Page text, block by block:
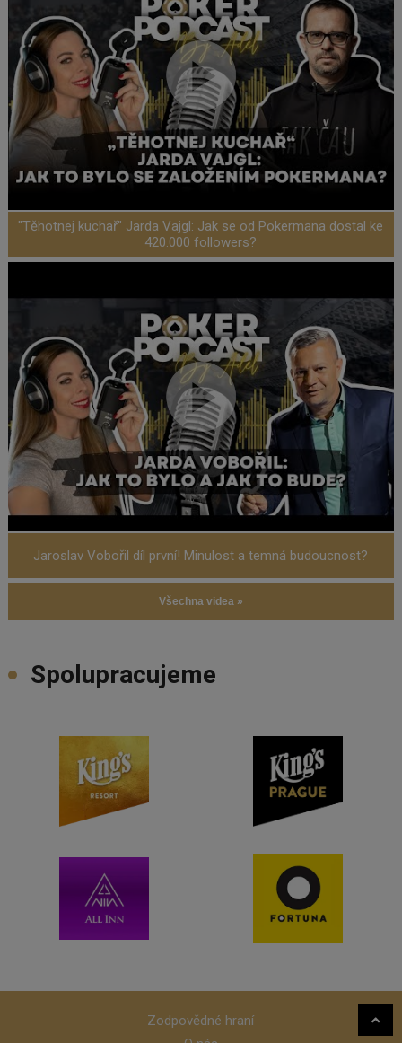
"Těhotnej kuchař" Jarda Vajgl: Jak se od Pokermana dostal ke
420.000 followers?
Jaroslav Vobořil díl první! Minulost a temná budoucnost?
Všechna videa »
Spolupracujeme
Zodpovědné hraní